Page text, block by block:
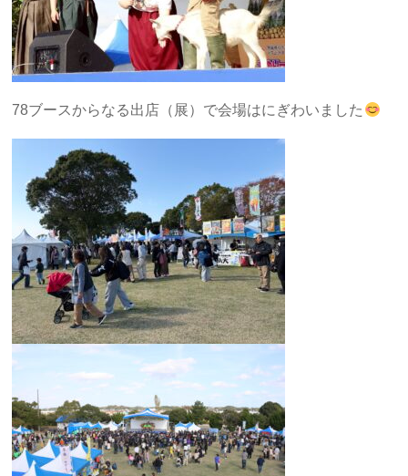
78ブースからなる出店（展）で会場はにぎわいました